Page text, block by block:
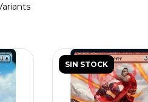
SIN STOCK